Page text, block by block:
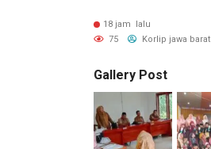
18 jam lalu
75
Korlip jawa barat
Gallery Post